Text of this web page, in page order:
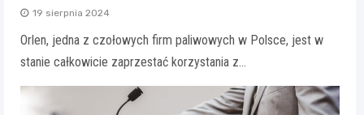
19 sierpnia 2024
Orlen, jedna z czołowych firm paliwowych w Polsce, jest w
stanie całkowicie zaprzestać korzystania z…